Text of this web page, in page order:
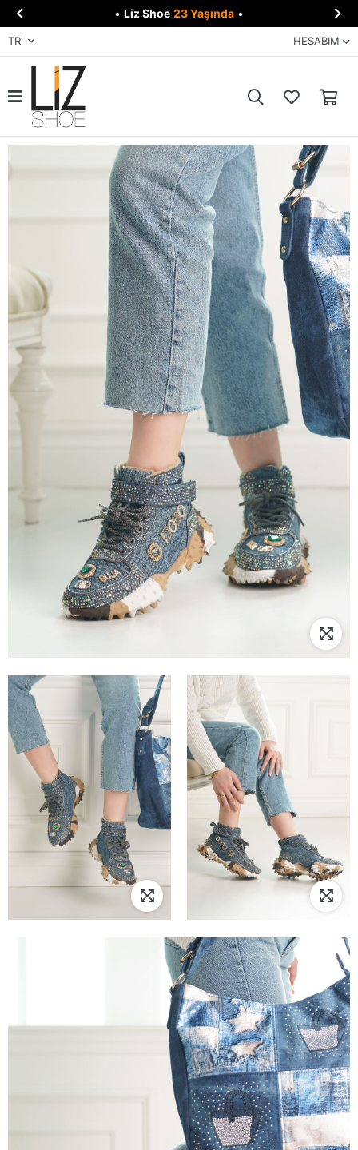
 • Liz Shoe 23 Yaşında • 
TR HESABIM